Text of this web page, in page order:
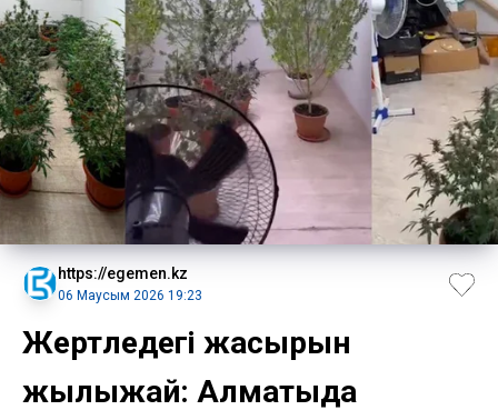
https://egemen.kz
06 Маусым 2026 19:23
Жертөледегі жасырын
жылыжай: Алматыда